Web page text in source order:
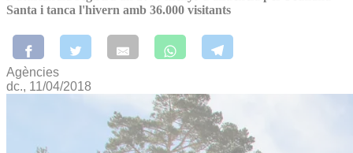
Santa i tanca l'hivern amb 36.000 visitants
Agències
dc., 11/04/2018